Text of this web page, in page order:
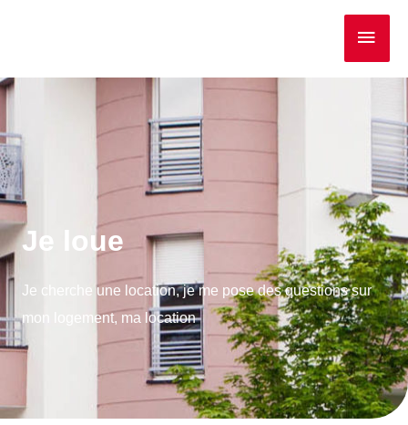
Je loue
Je cherche une location, je me pose des questions sur
mon logement, ma location